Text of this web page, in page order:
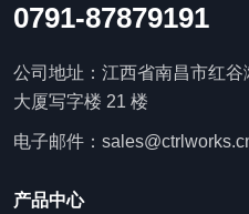
0791-87879191
公司地址：江西省南昌市红
大厦写字楼 21 楼
电子邮件：
产品中心